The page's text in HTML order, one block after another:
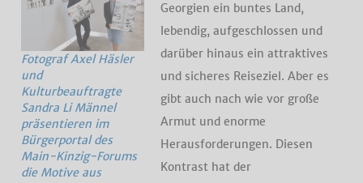
Fotograf Axel Häsler
und
Kulturbeauftragte
Sandra Li Männel
präsentieren im
Bürgerportal des
Main-Kinzig-Forums
die Motive aus
Georgien ein buntes Land,
lebendig, aufgeschlossen und
darüber hinaus ein attraktives
und sicheres Reiseziel. Aber es
gibt auch nach wie vor große
Armut und enorme
Herausforderungen. Diesen
Kontrast hat der